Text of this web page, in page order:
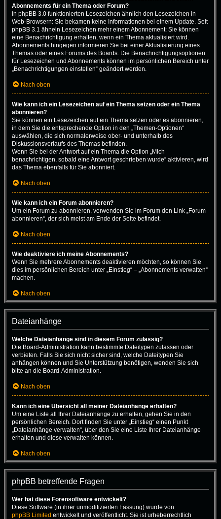
Abonnements für ein Thema oder Forum?
In phpBB 3.0 funktionierten Lesezeichen ähnlich den Lesezeichen in
Web-Browsern: Sie bekamen keine Informationen bei einem Update. Seit
phpBB 3.1 ähneln Lesezeichen mehr einem Abonnement: Sie können
eine Benachrichtigung erhalten, wenn ein Thema aktualisiert wird.
Abonnements hingegen informieren Sie bei einer Aktualisierung eines
Themas oder eines Forums des Boards. Die Benachrichtigungsoptionen
für Lesezeichen und Abonnements können im persönlichen Bereich unter
„Benachrichtigungen einstellen“ geändert werden.
Nach oben
Wie kann ich ein Lesezeichen auf ein Thema setzen oder ein Thema
abonnieren?
Sie können ein Lesezeichen auf ein Thema setzen oder es abonnieren,
in dem Sie die entsprechende Option in den „Themen-Optionen“
auswählen, die sich normalerweise ober- und unterhalb des
Diskussionsverlaufs des Themas befinden.
Wenn Sie bei der Antwort auf ein Thema die Option „Mich
benachrichtigen, sobald eine Antwort geschrieben wurde“ aktivieren, wird
das Thema ebenfalls für Sie abonniert.
Nach oben
Wie kann ich ein Forum abonnieren?
Um ein Forum zu abonnieren, verwenden Sie im Forum den Link „Forum
abonnieren“, der sich meist am Ende der Seite befindet.
Nach oben
Wie deaktiviere ich meine Abonnements?
Wenn Sie mehrere Abonnements deaktivieren möchten, so können Sie
dies im persönlichen Bereich unter „Einstieg“ – „Abonnements verwalten“
machen.
Nach oben
Dateianhänge
Welche Dateianhänge sind in diesem Forum zulässig?
Die Board-Administration kann bestimmte Dateitypen zulassen oder
verbieten. Falls Sie sich nicht sicher sind, welche Dateitypen Sie
anhängen können und Sie Unterstützung benötigen, wenden Sie sich
bitte an die Board-Administration.
Nach oben
Kann ich eine Übersicht all meiner Dateianhänge erhalten?
Um eine Liste all Ihrer Dateianhänge zu erhalten, gehen Sie in den
persönlichen Bereich. Dort finden Sie unter „Einstieg“ einen Punkt
„Dateianhänge verwalten“, über den Sie eine Liste Ihrer Dateianhänge
erhalten und diese verwalten können.
Nach oben
phpBB betreffende Fragen
Wer hat diese Forensoftware entwickelt?
Diese Software (in ihrer unmodifizierten Fassung) wurde von
phpBB Limited entwickelt und veröffentlicht. Sie ist urheberrechtlich